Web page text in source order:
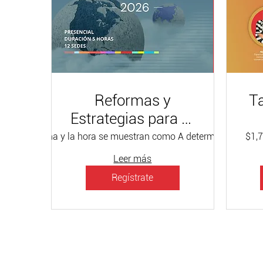
Reformas y
Estrategias para tu
Comercio Exterior
2026
La fecha y la hora se muestran como A determinar
Leer más
Regístrate